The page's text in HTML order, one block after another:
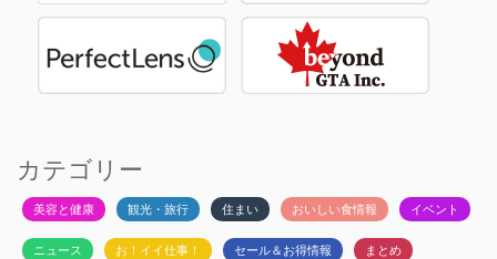
カテゴリー
美容と健康 観光・旅行 住まい おいしい食情報 イベント
ニュース お！イイ仕事！ セール＆お得情報 まとめ